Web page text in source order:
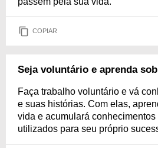
COPIAR
Seja voluntário e aprenda
Faça trabalho voluntário e vá
e suas histórias. Com elas,
vida e acumulará
utilizados para seu próprio